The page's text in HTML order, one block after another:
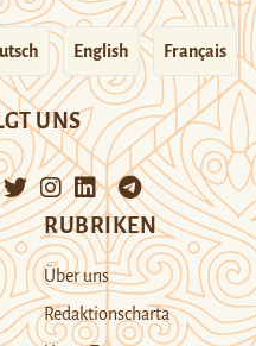
English Français
UNS
RUBRIKEN
Über uns
Redaktionscharta